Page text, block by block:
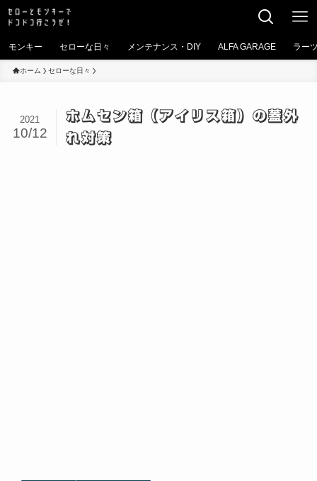
モンキー セローな日々 メンテナンス・DIY ALFA GARAGE ラー
ホーム セローな日々
ホムセン箱（アイリス箱）の蓋外
れ対策
2021
10/12